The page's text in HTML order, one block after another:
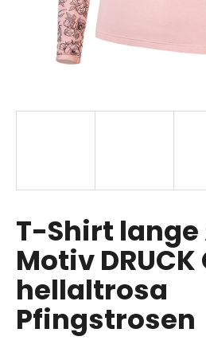
T-Shirt
Motiv
hellaltrosa
Pfingstrosen
p
f
e
h
e
n